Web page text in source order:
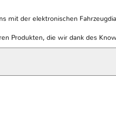
mit der elektronischen
Produkten, die wir dank des